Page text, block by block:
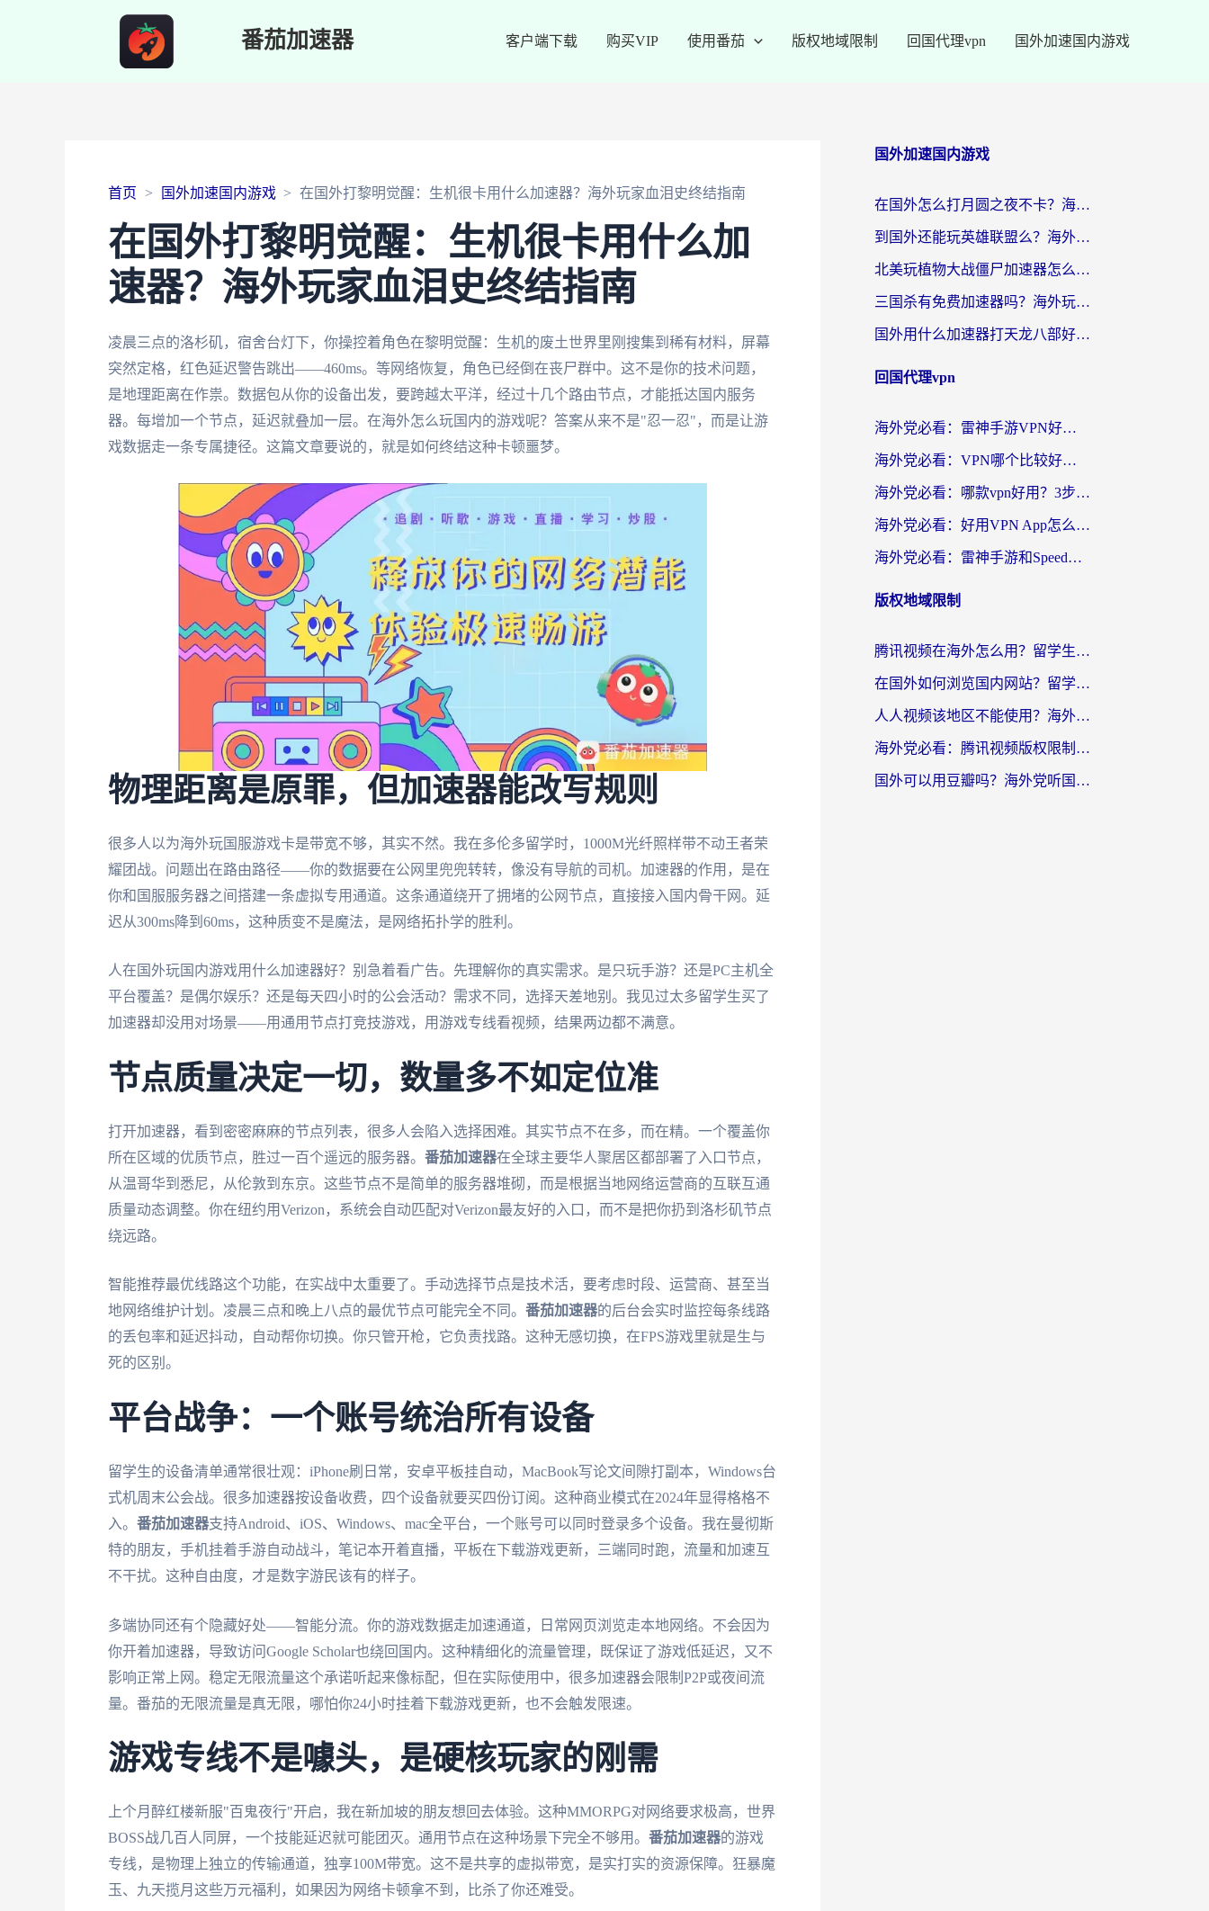
番茄加速器 客户端下载 购买VIP 使用番茄 版权地域限制 回国代理vpn 国外加速国内游戏
首页 国外加速国内游戏 在国外打黎明觉醒：生机很卡用什么加速器？海外玩家血泪史终结指南
在国外打黎明觉醒：生机很卡用什么加
速器？海外玩家血泪史终结指南
凌晨三点的洛杉矶，宿舍台灯下，你操控着角色在黎明觉醒：生机的废土世界里刚搜集到稀有材料，屏幕
突然定格，红色延迟警告跳出——460ms。等网络恢复，角色已经倒在丧尸群中。这不是你的技术问题，
是地理距离在作祟。数据包从你的设备出发，要跨越太平洋，经过十几个路由节点，才能抵达国内服务
器。每增加一个节点，延迟就叠加一层。在海外怎么玩国内的游戏呢？答案从来不是"忍一忍"，而是让游
戏数据走一条专属捷径。这篇文章要说的，就是如何终结这种卡顿噩梦。
物理距离是原罪，但加速器能改写规则
很多人以为海外玩国服游戏卡是带宽不够，其实不然。我在多伦多留学时，1000M光纤照样带不动王者荣
耀团战。问题出在路由路径——你的数据要在公网里兜兜转转，像没有导航的司机。加速器的作用，是在
你和国服服务器之间搭建一条虚拟专用通道。这条通道绕开了拥堵的公网节点，直接接入国内骨干网。延
迟从300ms降到60ms，这种质变不是魔法，是网络拓扑学的胜利。
人在国外玩国内游戏用什么加速器好？别急着看广告。先理解你的真实需求。是只玩手游？还是PC主机全
平台覆盖？是偶尔娱乐？还是每天四小时的公会活动？需求不同，选择天差地别。我见过太多留学生买了
加速器却没用对场景——用通用节点打竞技游戏，用游戏专线看视频，结果两边都不满意。
节点质量决定一切，数量多不如定位准
打开加速器，看到密密麻麻的节点列表，很多人会陷入选择困难。其实节点不在多，而在精。一个覆盖你
所在区域的优质节点，胜过一百个遥远的服务器。 番茄加速器在全球主要华人聚居区都部署了入口节点，
从温哥华到悉尼，从伦敦到东京。这些节点不是简单的服务器堆砌，而是根据当地网络运营商的互联互通
质量动态调整。你在纽约用Verizon，系统会自动匹配对Verizon最友好的入口，而不是把你扔到洛杉矶节点
绕远路。
智能推荐最优线路这个功能，在实战中太重要了。手动选择节点是技术活，要考虑时段、运营商、甚至当
地网络维护计划。凌晨三点和晚上八点的最优节点可能完全不同。 番茄加速器的后台会实时监控每条线路
的丢包率和延迟抖动，自动帮你切换。你只管开枪，它负责找路。这种无感切换，在FPS游戏里就是生与
死的区别。
平台战争：一个账号统治所有设备
留学生的设备清单通常很壮观：iPhone刷日常，安卓平板挂自动，MacBook写论文间隙打副本，Windows台
式机周末公会战。很多加速器按设备收费，四个设备就要买四份订阅。这种商业模式在2024年显得格格不
入。 番茄加速器支持Android、iOS、Windows、mac全平台，一个账号可以同时登录多个设备。我在曼彻斯
特的朋友，手机挂着手游自动战斗，笔记本开着直播，平板在下载游戏更新，三端同时跑，流量和加速互
不干扰。这种自由度，才是数字游民该有的样子。
多端协同还有个隐藏好处——智能分流。你的游戏数据走加速通道，日常网页浏览走本地网络。不会因为
你开着加速器，导致访问Google Scholar也绕回国内。这种精细化的流量管理，既保证了游戏低延迟，又不
影响正常上网。稳定无限流量这个承诺听起来像标配，但在实际使用中，很多加速器会限制P2P或夜间流
量。番茄的无限流量是真无限，哪怕你24小时挂着下载游戏更新，也不会触发限速。
游戏专线不是噱头，是硬核玩家的刚需
上个月醉红楼新服"百鬼夜行"开启，我在新加坡的朋友想回去体验。这种MMORPG对网络要求极高，世界
BOSS战几百人同屏，一个技能延迟就可能团灭。通用节点在这种场景下完全不够用。 番茄加速器的游戏
专线，是物理上独立的传输通道，独享100M带宽。这不是共享的虚拟带宽，是实打实的资源保障。狂暴魔
玉、九天揽月这些万元福利，如果因为网络卡顿拿不到，比杀了你还难受。
国外加速国内游戏
在国外怎么打月圆之夜不卡？海外玩家国服游戏加速终极指南（附巴西英国游戏适配方案）
到国外还能玩英雄联盟么？海外玩家国服游戏畅玩终极指南
北美玩植物大战僵尸加速器怎么选？2026海外党必看的国服游戏加速指南
三国杀有免费加速器吗？海外玩家国服畅玩终极指南（附泰国南非专属解决方案）
国外用什么加速器打天龙八部好？2026海外玩家国服游戏加速全攻略
回国代理vpn
海外党必看：雷神手游VPN好用吗？和天速回国VPN对比哪个回国效果更好？附实用加速器选择指南
海外党必看：VPN哪个比较好用？3分钟找到适合你的回国加速方案
海外党必看：哪款vpn好用？3步选对回国加速器，无缝刷剧玩游戏
海外党必看：好用VPN App怎么选？3步教你无缝访问国内资源
海外党必看：雷神手游和SpeedCN好用吗？3招选对回国加速器无缝刷国内资源
版权地域限制
腾讯视频在海外怎么用？留学生亲测有效的回国加速器攻略
在国外如何浏览国内网站？留学生&海外华人的无缝访问指南
人人视频该地区不能使用？海外党追剧看片的终极解决方案来了
海外党必看：腾讯视频版权限制怎么破？3步让你轻松追剧
国外可以用豆瓣吗？海外党听国内音乐听书的实用指南